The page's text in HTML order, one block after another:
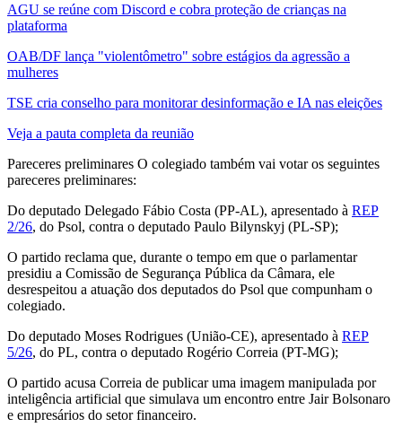
AGU se reúne com Discord e cobra proteção de crianças na
plataforma
OAB/DF lança "violentômetro" sobre estágios da agressão a
mulheres
TSE cria conselho para monitorar desinformação e IA nas eleições
Veja a pauta completa da reunião
Pareceres preliminares O colegiado também vai votar os seguintes
pareceres preliminares:
Do deputado Delegado Fábio Costa (PP-AL), apresentado à REP
2/26, do Psol, contra o deputado Paulo Bilynskyj (PL-SP);
O partido reclama que, durante o tempo em que o parlamentar
presidiu a Comissão de Segurança Pública da Câmara, ele
desrespeitou a atuação dos deputados do Psol que compunham o
colegiado.
Do deputado Moses Rodrigues (União-CE), apresentado à REP
5/26, do PL, contra o deputado Rogério Correia (PT-MG);
O partido acusa Correia de publicar uma imagem manipulada por
inteligência artificial que simulava um encontro entre Jair Bolsonaro
e empresários do setor financeiro.